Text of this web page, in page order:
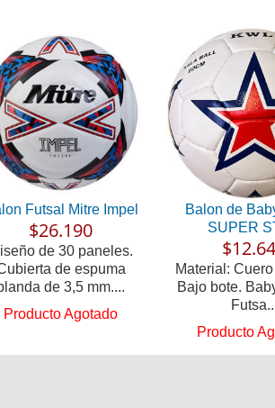
Futsal Mitre Impel
$26.190
de 30 paneles.
de espuma
de 3,5 mm....
Producto Agotado
Balon de
SUPER
Material:
Bajo bote.
Producto